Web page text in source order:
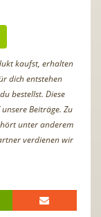
kaufst, erhalten
dich entstehen
bestellst. Diese
Beiträge. Zu
unter anderem
verdienen wir